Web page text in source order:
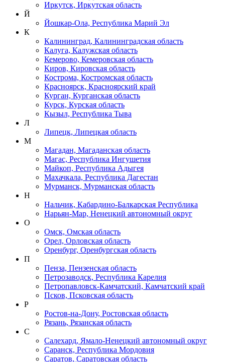
Иркутск, Иркутская область
Й
Йошкар-Ола, Республика Марий Эл
К
Калининград, Калининградская область
Калуга, Калужская область
Кемерово, Кемеровская область
Киров, Кировская область
Кострома, Костромская область
Красноярск, Красноярский край
Курган, Курганская область
Курск, Курская область
Кызыл, Республика Тыва
Л
Липецк, Липецкая область
М
Магадан, Магаданская область
Магас, Республика Ингушетия
Майкоп, Республика Адыгея
Махачкала, Республика Дагестан
Мурманск, Мурманская область
Н
Нальчик, Кабардино-Балкарская Республика
Нарьян-Мар, Ненецкий автономный округ
О
Омск, Омская область
Орел, Орловская область
Оренбург, Оренбургская область
П
Пенза, Пензенская область
Петрозаводск, Республика Карелия
Петропавловск-Камчатский, Камчатский край
Псков, Псковская область
Р
Ростов-на-Дону, Ростовская область
Рязань, Рязанская область
С
Салехард, Ямало-Ненецкий автономный округ
Саранск, Республика Мордовия
Саратов, Саратовская область